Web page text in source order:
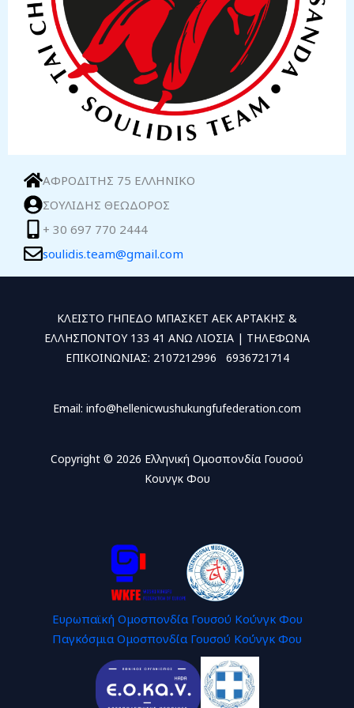
ΑΦΡΟΔΙΤΗΣ 75 ΕΛΛΗΝΙΚΟ
ΣΟΥΛΙΔΗΣ ΘΕΩΔΟΡΟΣ
+ 30 697 770 2444
soulidis.team@gmail.com
ΚΛΕΙΣΤΟ ΓΗΠΕΔΟ ΜΠΑΣΚΕΤ ΑΕΚ ΑΡΤΑΚΗΣ &
ΕΛΛΗΣΠΟΝΤΟΥ 133 41 ΑΝΩ ΛΙΟΣΙΑ | ΤΗΛΕΦΩΝΑ
ΕΠΙΚΟΙΝΩΝΙΑΣ: 2107212996 6936721714
Email: info@hellenicwushukungfufederation.com
Copyright © 2026 Ελληνική Ομοσπονδία Γουσού
Κουνγκ Φου
Ευρωπαϊκή Ομοσπονδία Γουσού Κούνγκ Φου
Παγκόσμια Ομοσπονδία Γουσού Κούνγκ Φου